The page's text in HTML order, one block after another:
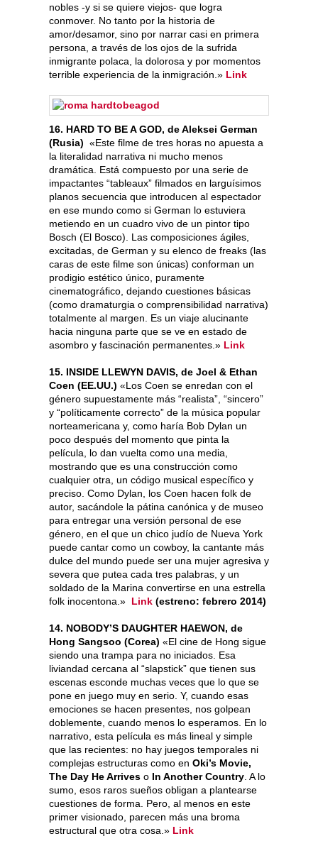
nobles -y si se quiere viejos- que logra
conmover. No tanto por la historia de
amor/desamor, sino por narrar casi en primera
persona, a través de los ojos de la sufrida
inmigrante polaca, la dolorosa y por momentos
terrible experiencia de la inmigración.» Link
16. HARD TO BE A GOD, de Aleksei German
(Rusia) «Este filme de tres horas no apuesta a
la literalidad narrativa ni mucho menos
dramática. Está compuesto por una serie de
impactantes “tableaux” filmados en larguísimos
planos secuencia que introducen al espectador
en ese mundo como si German lo estuviera
metiendo en un cuadro vivo de un pintor tipo
Bosch (El Bosco). Las composiciones ágiles,
excitadas, de German y su elenco de freaks (las
caras de este filme son únicas) conforman un
prodigio estético único, puramente
cinematográfico, dejando cuestiones básicas
(como dramaturgia o comprensibilidad narrativa)
totalmente al margen. Es un viaje alucinante
hacia ninguna parte que se ve en estado de
asombro y fascinación permanentes.» Link
15. INSIDE LLEWYN DAVIS, de Joel & Ethan
Coen (EE.UU.) «Los Coen se enredan con el
género supuestamente más “realista”, “sincero”
y “políticamente correcto” de la música popular
norteamericana y, como haría Bob Dylan un
poco después del momento que pinta la
película, lo dan vuelta como una media,
mostrando que es una construcción como
cualquier otra, un código musical específico y
preciso. Como Dylan, los Coen hacen folk de
autor, sacándole la pátina canónica y de museo
para entregar una versión personal de ese
género, en el que un chico judío de Nueva York
puede cantar como un cowboy, la cantante más
dulce del mundo puede ser una mujer agresiva y
severa que putea cada tres palabras, y un
soldado de la Marina convertirse en una estrella
folk inocentona.» Link (estreno: febrero 2014)
14. NOBODY’S DAUGHTER HAEWON, de
Hong Sangsoo (Corea) «El cine de Hong sigue
siendo una trampa para no iniciados. Esa
liviandad cercana al “slapstick” que tienen sus
escenas esconde muchas veces que lo que se
pone en juego muy en serio. Y, cuando esas
emociones se hacen presentes, nos golpean
doblemente, cuando menos lo esperamos. En lo
narrativo, esta película es más lineal y simple
que las recientes: no hay juegos temporales ni
complejas estructuras como en Oki’s Movie,
The Day He Arrives o In Another Country . A lo
sumo, esos raros sueños obligan a plantearse
cuestiones de forma. Pero, al menos en este
primer visionado, parecen más una broma
estructural que otra cosa.» Link